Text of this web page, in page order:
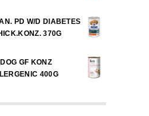
PD W/D DIABETES
370G
GF KONZ
400G